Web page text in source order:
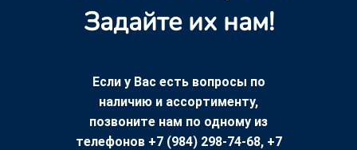
Задайте их нам!
Если у Вас есть вопросы по
наличию и ассортименту,
позвоните нам по одному из
телефонов +7 (984) 298-74-68, +7